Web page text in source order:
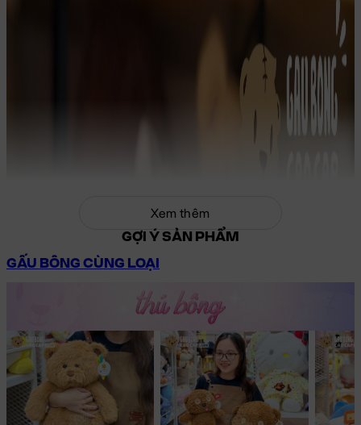
Xem thêm
GỢI Ý SẢN PHẨM
GẤU BÔNG CÙNG LOẠI